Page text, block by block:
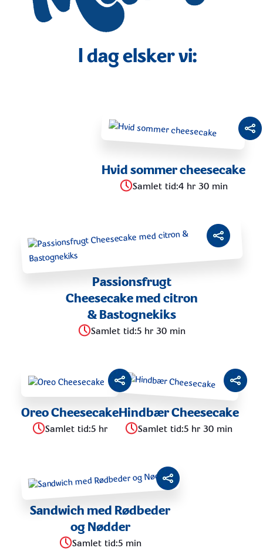
PLANT BASED
KARTOFFEL
CHEESECAKE
MELLEMMÅLTID
HOVEDRET
BUFFET
MORGENMAD/BRUNCHI dag elsker vi:
Hvid sommer cheesecake
Samlet tid:4 hr 30 min
Passionsfrugt
Cheesecake med citron
& Bastognekiks
Samlet tid:5 hr 30 min
Oreo Cheesecake
Samlet tid:5 hr
Hindbær Cheesecake
Samlet tid:5 hr 30 min
Sandwich med Rødbeder
og Nødder
Samlet tid:5 min